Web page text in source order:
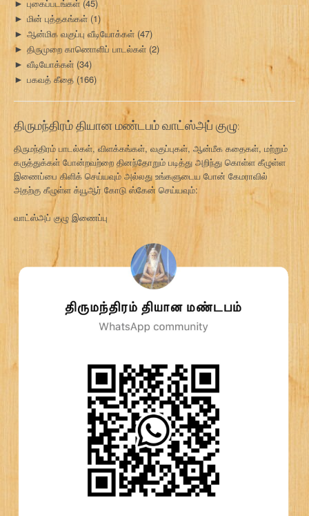
► புகைப்படங்கள் (45)
► மின் புத்தகங்கள் (1)
► ஆன்மிக வகுப்பு வீடியோக்கள் (47)
► திருமுறை காணொளிப் பாடல்கள் (2)
► வீடியோக்கள் (34)
► பகவத் கீதை (166)
திருமந்திரம் தியான மண்டபம் வாட்ஸ்அப் குழு:
திருமந்திரம் பாடல்கள், விளக்கங்கள், வகுப்புகள், ஆன்மீக கதைகள், மற்றும்
கருத்துக்கள் போன்றவற்றை தினந்தோறும் படித்து அறிந்து கொள்ள கீழுள்ள
இணைப்பை கிளிக் செய்யவும் அல்லது உங்களுடைய போன் கேமராவில்
அதற்கு கீழுள்ள க்யூஆர் கோடு ஸ்கேன் செய்யவும்:
வாட்ஸ்அப் குழு இணைப்பு